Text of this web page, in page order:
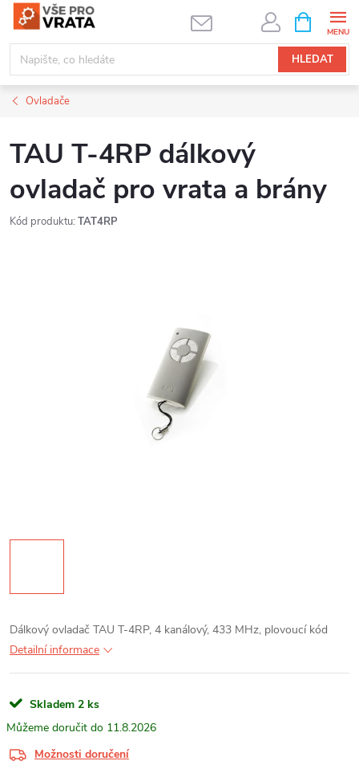
Přejít
obsah
HLEDAT
NÁKUPNÍ
KOŠÍK
Ovladače
TAU T-4RP dálkový
ovladač pro vrata a brány
Kód produktu: TAT4RP
Dálkový ovladač TAU T-4RP, 4 kanálový, 433 MHz, plovoucí kód
Detailní informace
Skladem 2 ks
11.8.2026
Možnosti doručení